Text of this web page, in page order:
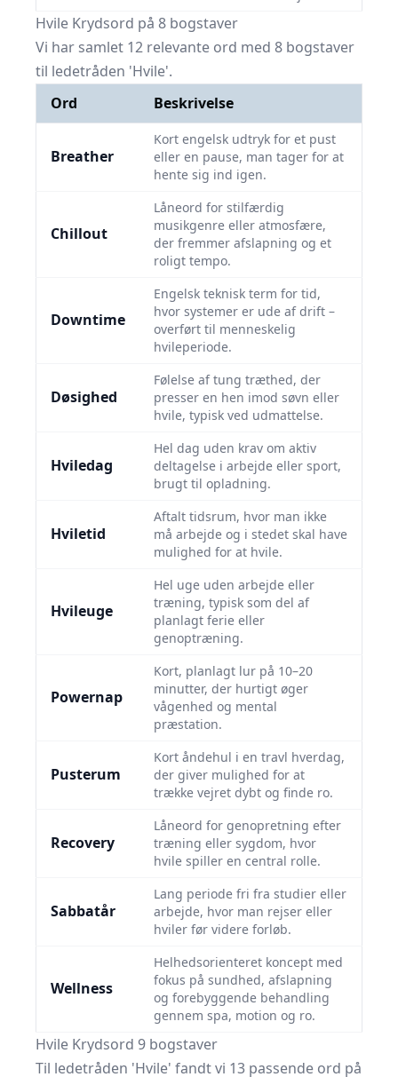
Hvile Krydsord på 8 bogstaver
Vi har samlet 12 relevante ord med 8 bogstaver
til ledetråden 'Hvile'.
Ord
Beskrivelse
Breather
Kort engelsk udtryk for et pust
eller en pause, man tager for at
hente sig ind igen.
Chillout
Låneord for stilfærdig
musikgenre eller atmosfære,
der fremmer afslapning og et
roligt tempo.
Downtime
Engelsk teknisk term for tid,
hvor systemer er ude af drift –
overført til menneskelig
hvileperiode.
Døsighed
Følelse af tung træthed, der
presser en hen imod søvn eller
hvile, typisk ved udmattelse.
Hviledag
Hel dag uden krav om aktiv
deltagelse i arbejde eller sport,
brugt til opladning.
Hviletid
Aftalt tidsrum, hvor man ikke
må arbejde og i stedet skal have
mulighed for at hvile.
Hvileuge
Hel uge uden arbejde eller
træning, typisk som del af
planlagt ferie eller
genoptræning.
Powernap
Kort, planlagt lur på 10–20
minutter, der hurtigt øger
vågenhed og mental
præstation.
Pusterum
Kort åndehul i en travl hverdag,
der giver mulighed for at
trække vejret dybt og finde ro.
Recovery
Låneord for genopretning efter
træning eller sygdom, hvor
hvile spiller en central rolle.
Sabbatår
Lang periode fri fra studier eller
arbejde, hvor man rejser eller
hviler før videre forløb.
Wellness
Helhedsorienteret koncept med
fokus på sundhed, afslapning
og forebyggende behandling
gennem spa, motion og ro.
Hvile Krydsord 9 bogstaver
Til ledetråden 'Hvile' fandt vi 13 passende ord på